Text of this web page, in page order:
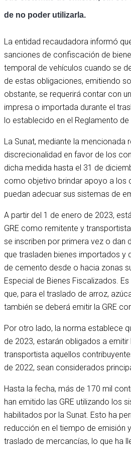
de no poder utilizarla.
La entidad recaudadora informó
sanciones de confiscación de
temporal de vehículos cuando se
de estas obligaciones, emitiendo
obstante, se requerirá contar con
impresa o importada durante el
lo establecido en el Reglamento
La Sunat, mediante la mencionada
discrecionalidad en favor de los
dicha medida hasta el 31 de
como objetivo brindar apoyo a los
puedan adecuar sus sistemas de
A partir del 1 de enero de 2023,
GRE como remitente y
se inscriben por primera vez o dan
que trasladen bienes importados y
de cemento desde o hacia zonas
Especial de Bienes Fiscalizados.
que, para el traslado de arroz,
también se deberá emitir la GRE
Por otro lado, la norma establece
de 2023, estarán obligados a
transportista aquellos
de 2022, sean considerados
Hasta la fecha, más de 170 mil
han emitido las GRE utilizando los
habilitados por la Sunat. Esto ha
reducción en el tiempo de emisión
traslado de mercancías, lo que ha